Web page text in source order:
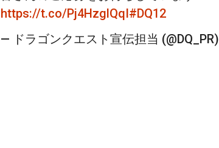
https://t.co/Pj4HzglQqI#DQ12
— ドラゴンクエスト宣伝担当 (@DQ_PR)